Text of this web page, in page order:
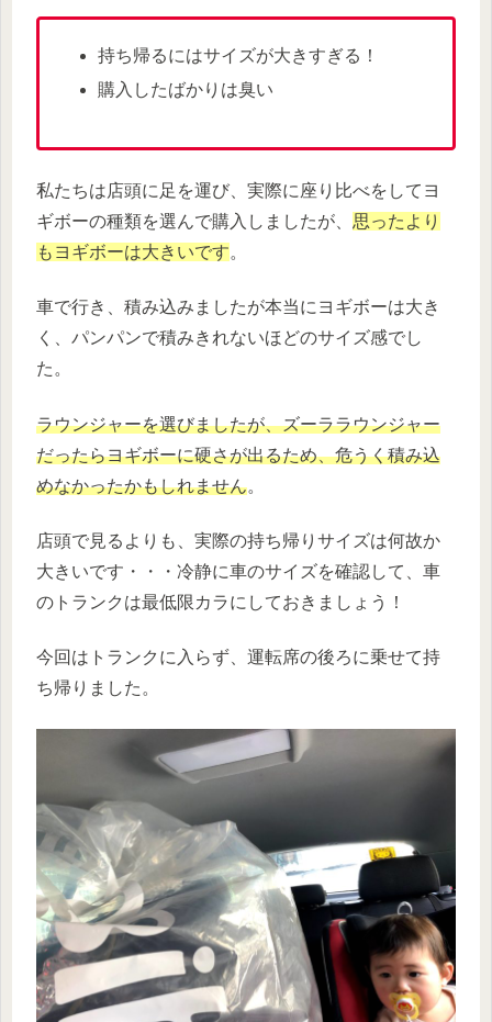
持ち帰るにはサイズが大きすぎる！
購入したばかりは臭い
私たちは店頭に足を運び、実際に座り比べをしてヨ
ギボーの種類を選んで購入しましたが、 思ったより
もヨギボーは大きいです。
車で行き、積み込みましたが本当にヨギボーは大き
く、パンパンで積みきれないほどのサイズ感でし
た。
ラウンジャーを選びましたが、ズーララウンジャー
だったらヨギボーに硬さが出るため、危うく積み込
めなかったかもしれません。
店頭で見るよりも、実際の持ち帰りサイズは何故か
大きいです・・・冷静に車のサイズを確認して、車
のトランクは最低限カラにしておきましょう！
今回はトランクに入らず、運転席の後ろに乗せて持
ち帰りました。